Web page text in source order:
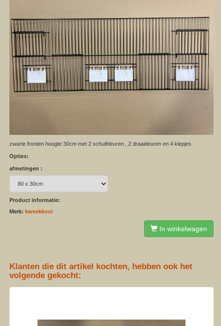
zwarte fronten hoogte 30cm met 2 schuifdeuren , 2 draaideuren en 4 klepjes
Opties:
afmetingen :
Product informatie:
Merk:kweekkooi
In winkelwagen
Klanten die dit artikel kochten, hebben ook het
volgende gekocht: